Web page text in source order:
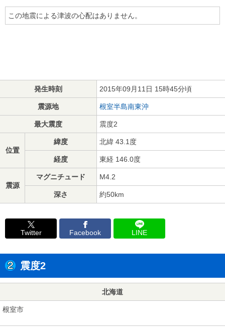
この地震による津波の心配はありません。
発生時刻 2015年09月11日 15時45分頃
震源地 根室半島南東沖
最大震度 震度2
位置
緯度 北緯 43.1度
経度 東経 146.0度
震源
マグニチュード M4.2
深さ 約50km
Twitter Facebook LINE
震度2
北海道
根室市